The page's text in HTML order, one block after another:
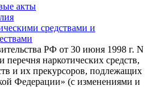
акты
средствами и
РФ от 30 июня 1998 г. N
наркотических средств,
и их прекурсоров, подлежащих
Федерации» (с изменениями и